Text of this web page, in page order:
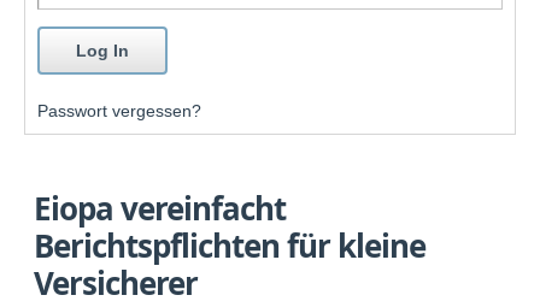
Passwort vergessen?
Eiopa vereinfacht
Berichtspflichten für kleine
Versicherer